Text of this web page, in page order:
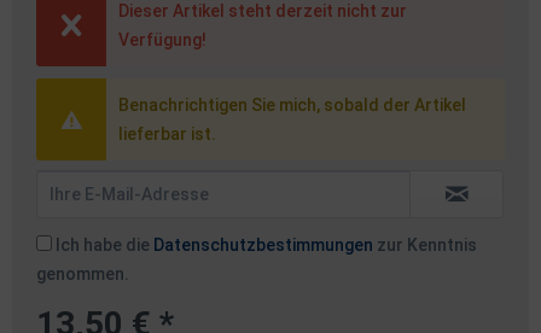
Dieser Artikel steht derzeit nicht zur
Verfügung!
Benachrichtigen Sie mich, sobald der Artikel
lieferbar ist.
Ich habe die Datenschutzbestimmungen zur Kenntnis
genommen.
13,50 € *